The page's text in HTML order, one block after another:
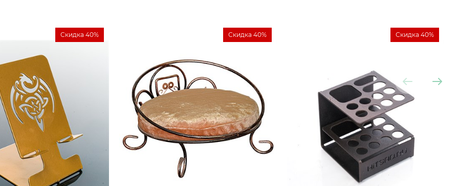
Скидка 40% Скидка 40% Скидка 40%